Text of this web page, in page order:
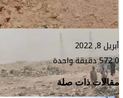
أبريل 8, 2022
0
572 دقيقة واحدة
مقالات ذات صلة